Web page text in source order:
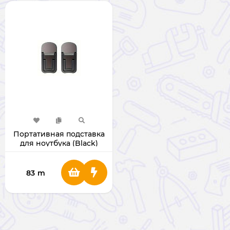
Портативная подставка
для ноутбука (Black)
83 m